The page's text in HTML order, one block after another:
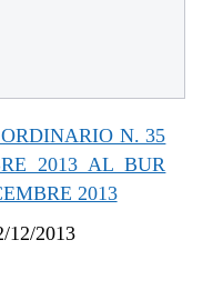
N. 35
2013 AL BUR
2013
12/2013